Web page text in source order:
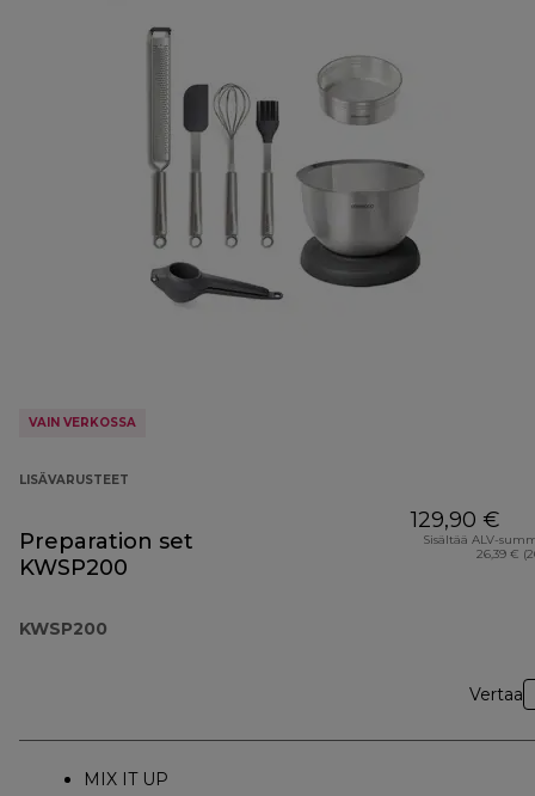
VAIN VERKOSSA
LISÄVARUSTEET
Preparation set
KWSP200
KWSP200
129,90 €
Sisältää ALV-
26,39 €
Vertaa
MIX IT UP